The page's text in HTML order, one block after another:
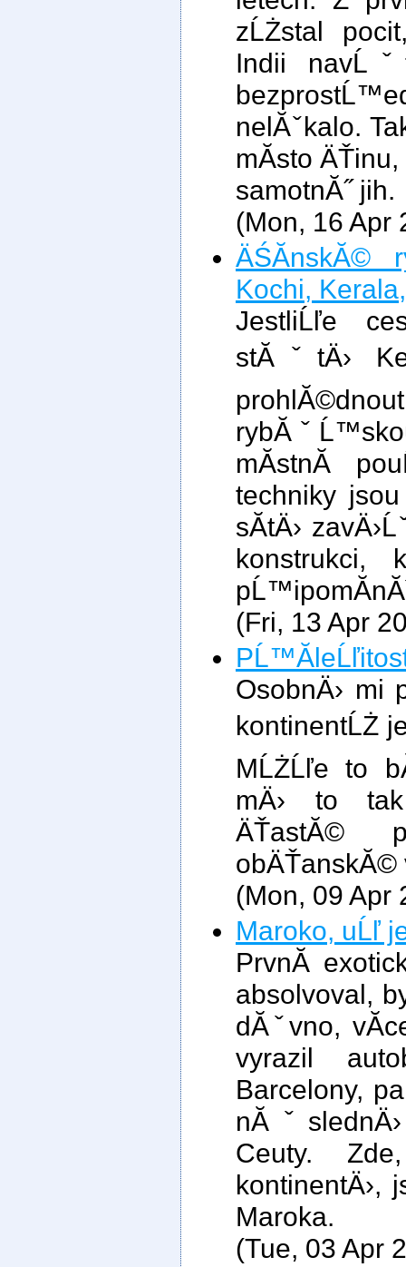
zĹŻstal
Indii
nelĂˇkalo.
mĂ­sto
samotnĂ˝ jih.
(Mon, 16 Apr
ÄŚĂ­nskĂ©
Kochi,
JestliĹľe
stĂˇtÄ›
mĂ­stnĂ­
techniky
sĂ­tÄ›
(Fri, 13 Apr
OsobnÄ›
kontinentĹŻ
MĹŻĹľe to
mÄ› to
ÄŤastĂ©
obÄŤanskĂ©
(Mon, 09 Apr
Maroko, uĹľ
PrvnĂ­
absolvoval,
dĂˇvno,
vyrazil
Barcelony,
Ceuty.
kontinentÄ›,
Maroka.
(Tue, 03 Apr